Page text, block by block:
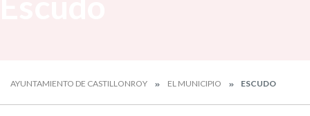
AYUNTAMIENTO DE CASTILLONROY EL MUNICIPIO ESCUDO